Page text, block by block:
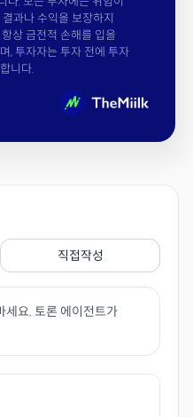
과나 수익을 보장하지
상 금전적 손해를 입을
, 투자자는 투자 전에 투자
니다.
직접작성
세요. 토론 에이전트가